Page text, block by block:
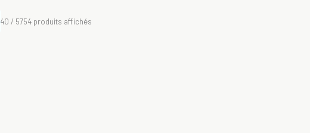
40 / 5754 produits affichés